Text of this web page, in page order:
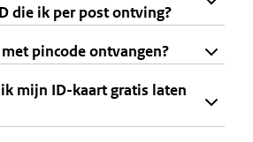
die ik per post ontving?
pincode ontvangen?
mijn ID-kaart gratis laten